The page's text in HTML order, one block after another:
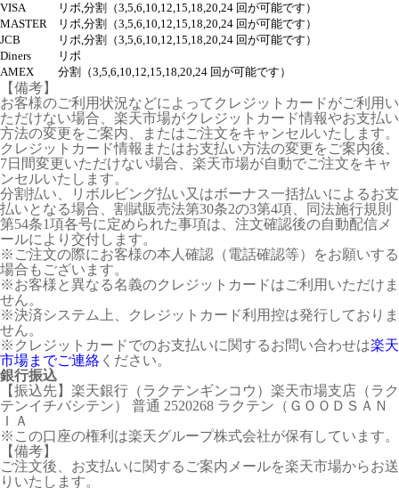
VISA
リボ,分割（3,5,6,10,12,15,18,20,24 回が可能です）
MASTER
リボ,分割（3,5,6,10,12,15,18,20,24 回が可能です）
JCB
リボ,分割（3,5,6,10,12,15,18,20,24 回が可能です）
Diners
リボ
AMEX
分割（3,5,6,10,12,15,18,20,24 回が可能です）
【備考】
お客様のご利用状況などによってクレジットカードがご利用い
ただけない場合、楽天市場がクレジットカード情報やお支払い
方法の変更をご案内、またはご注文をキャンセルいたします。
クレジットカード情報またはお支払い方法の変更をご案内後、
7日間変更いただけない場合、楽天市場が自動でご注文をキャ
ンセルいたします。
分割払い、リボルビング払い又はボーナス一括払いによるお支
払いとなる場合、割賦販売法第30条2の3第4項、同法施行規則
第54条1項各号に定められた事項は、注文確認後の自動配信メ
ールにより交付します。
※ご注文の際にお客様の本人確認（電話確認等）をお願いする
場合もございます。
※お客様と異なる名義のクレジットカードはご利用いただけま
せん。
※決済システム上、クレジットカード利用控は発行しておりま
せん。
※クレジットカードでのお支払いに関するお問い合わせは楽天
市場までご連絡 ください。
銀行振込
【振込先】楽天銀行（ラクテンギンコウ）楽天市場支店（ラク
テンイチバシテン） 普通 2520268 ラクテン（ＧＯＯＤＳＡＮ
ＩＡ
※この口座の権利は楽天グループ株式会社が保有しています。
【備考】
ご注文後、お支払いに関するご案内メールを楽天市場からお送
りいたします。